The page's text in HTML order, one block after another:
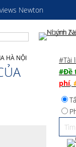
Newton
HÀ NỘI #Tài
#Đề
phí,